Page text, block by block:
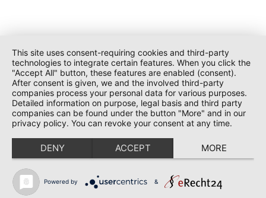
This site uses consent-requiring cookies and third-party
technologies to integrate certain features. When you click the
"Accept All" button, these features are enabled (consent).
After consent is given, we and the involved third-party
companies process your personal data for various purposes.
Detailed information on purpose, legal basis and third party
companies can be found under the button "More" and in our
privacy policy. You can revoke your consent at any time.
DENY ACCEPT MORE
Powered by &